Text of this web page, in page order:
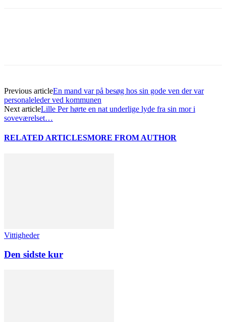
Previous articleEn mand var på besøg hos sin gode ven der var
personaleleder ved kommunen
Next articleLille Per hørte en nat underlige lyde fra sin mor i
soveværelset…
RELATED ARTICLESMORE FROM AUTHOR
Vittigheder
Den sidste kur